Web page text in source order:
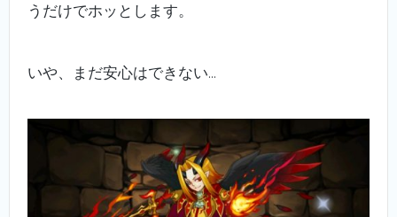
うだけでホッとします。
いや、まだ安心はできない…